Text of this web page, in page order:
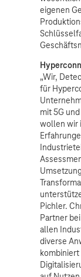
eigenen
„Wir,
für
mit 5G
wollen wir
Pichler.
Partner
allen
diverse